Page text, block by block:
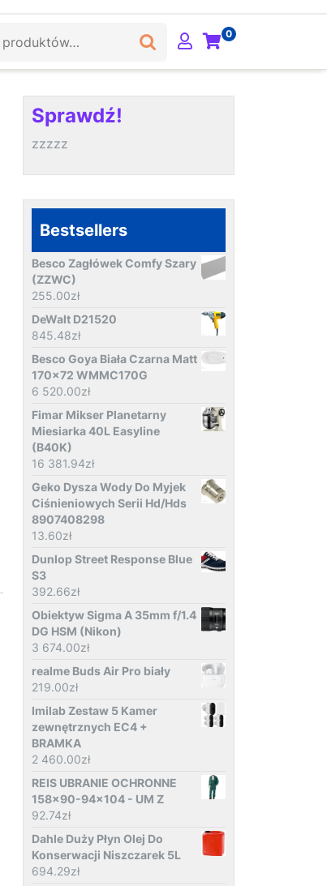
0
Sprawdź!
zzzzz
Bestsellers
Besco Zagłówek Comfy Szary
(ZZWC)
255.00zł
DeWalt D21520
845.48zł
Besco Goya Biała Czarna Matt
170x72 WMMC170G
6 520.00zł
Fimar Mikser Planetarny
Miesiarka 40L Easyline
(B40K)
16 381.94zł
Geko Dysza Wody Do Myjek
Ciśnieniowych Serii Hd/Hds
8907408298
13.60zł
Dunlop Street Response Blue
S3
392.66zł
Obiektyw Sigma A 35mm f/1.4
DG HSM (Nikon)
3 674.00zł
realme Buds Air Pro biały
219.00zł
Imilab Zestaw 5 Kamer
zewnętrznych EC4 +
BRAMKA
2 460.00zł
REIS UBRANIE OCHRONNE
158x90-94x104 - UM Z
92.74zł
Dahle Duży Płyn Olej Do
Konserwacji Niszczarek 5L
694.29zł